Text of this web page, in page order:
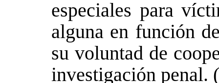
especiales para
alguna en función
su voluntad de
investigación penal.